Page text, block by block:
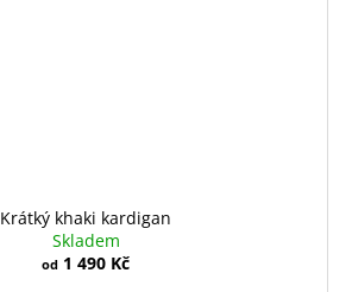
Krátký khaki kardigan
Skladem
od 1 490 Kč